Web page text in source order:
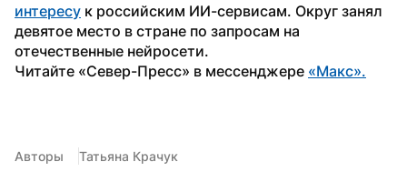
интересу к российским ИИ-сервисам. Округ занял
девятое место в стране по запросам на
отечественные нейросети.
Читайте «Север-Пресс» в мессенджере «Макс».
Авторы Татьяна Крачук